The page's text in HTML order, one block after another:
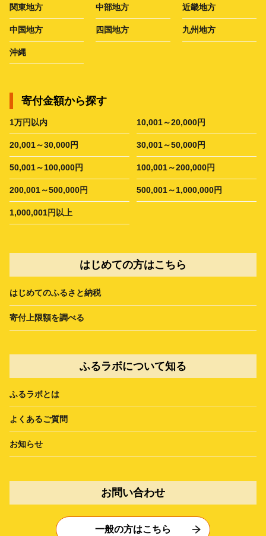
関東地方 中部地方 近畿地方
中国地方 四国地方 九州地方
沖縄
寄付金額から探す
1万円以内 10,001～20,000円
20,001～30,000円 30,001～50,000円
50,001～100,000円 100,001～200,000円
200,001～500,000円 500,001～1,000,000円
1,000,001円以上
はじめての方はこちら
はじめてのふるさと納税
寄付上限額を調べる
ふるラボについて知る
ふるラボとは
よくあるご質問
お知らせ
お問い合わせ
一般の方はこちら